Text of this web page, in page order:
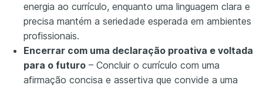
energia ao currículo, enquanto uma linguagem clara e
precisa mantém a seriedade esperada em ambientes
profissionais.
Encerrar com uma declaração proativa e voltada
para o futuro – Concluir o currículo com uma
afirmação concisa e assertiva que convide a uma